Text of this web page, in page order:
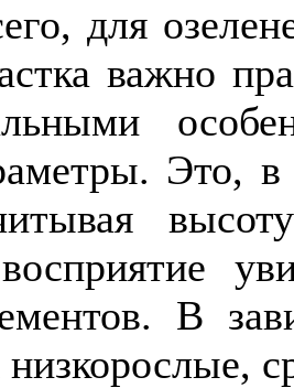
для
важно
Это, в
В
низкорослые,